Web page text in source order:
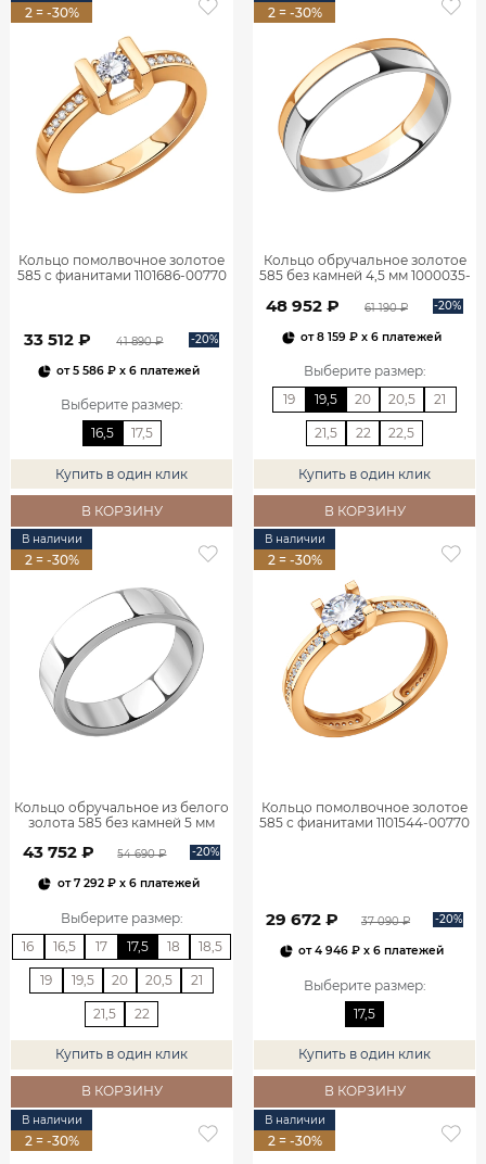
2 = -30%
Кольцо помолвочное золотое
585 с фианитами 1101686-00770
33 512 ₽ 41 890 ₽ -20%
от5 586 ₽ x 6 платежей
Выберите размер:
16,5
17,5
Купить в один клик
В КОРЗИНУ
2 = -30%
Кольцо обручальное золотое
585 без камней 4,5 мм 1000035-
48 952 ₽ 61 190 ₽ -20%
от8 159 ₽ x 6 платежей
Выберите размер:
19
19,5 20 20,5 21
21,5 22 22,5
Купить в один клик
В КОРЗИНУ
В наличии
2 = -30%
Кольцо обручальное из белого
золота 585 без камней 5 мм
43 752 ₽ 54 690 ₽ -20%
от7 292 ₽x 6 платежей
Выберите размер:
16
16,5 17 17,5 18 18,5
19 19,5 20 20,5 21
21,5 22
Купить в один клик
В КОРЗИНУ
В наличии
2 = -30%
Кольцо помолвочное золотое
585 с фианитами 1101544-00770
29 672 ₽ 37 090 ₽ -20%
от4 946 ₽ x 6 платежей
Выберите размер:
17,5
Купить в один клик
В КОРЗИНУ
В наличии
2 = -30%
В наличии
2 = -30%